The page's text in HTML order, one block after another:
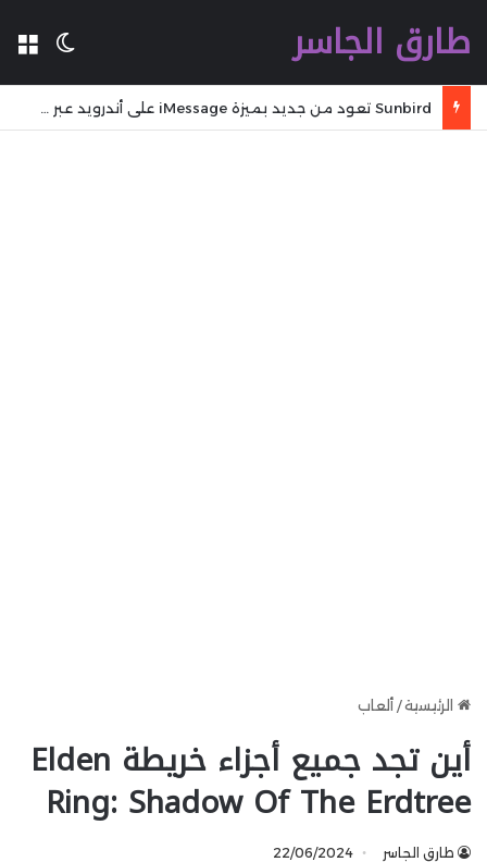
طارق الجاسر
الرئيسية/ ألعاب
أين تجد جميع أجزاء خريطة Elden
Ring: Shadow Of The Erdtree
طارق الجاسر 22/06/2024